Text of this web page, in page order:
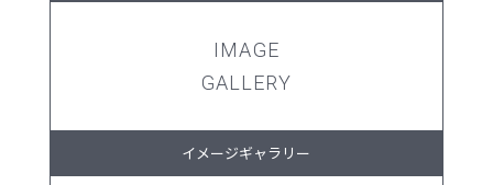
IMAGE
GALLERY
イメージギャラリー